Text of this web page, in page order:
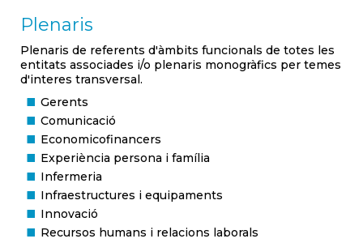
Plenaris
Plenaris de referents d'àmbits funcionals de totes les
entitats associades i/o plenaris monogràfics per temes
d'interes transversal.
Gerents
Comunicació
Economicofinancers
Experiència persona i família
Infermeria
Infraestructures i equipaments
Innovació
Recursos humans i relacions laborals